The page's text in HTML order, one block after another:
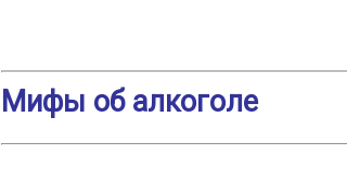
Мифы об алкоголе